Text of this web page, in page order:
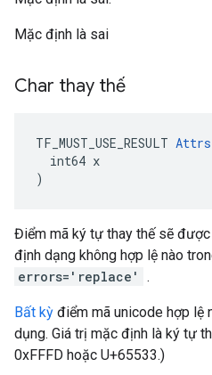
Mặc định là sai
Char thay thế
TF_MUST_USE_RESULT Attrs
  int64 x
)
Điểm mã ký tự thay thế sẽ
định dạng không hợp lệ nào
errors='replace'
.
Bất kỳ điểm mã unicode hợp lệ
dụng. Giá trị mặc định là ký tự
0xFFFD hoặc U+65533.)